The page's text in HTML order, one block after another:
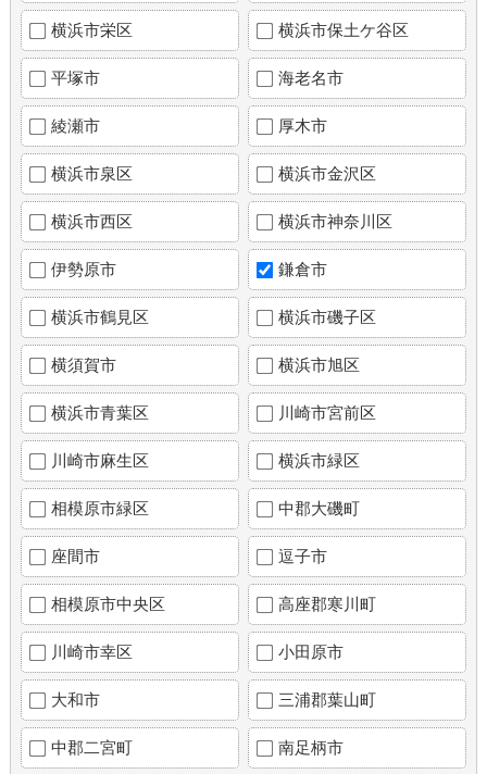
横浜市栄区 横浜市保土ケ谷区
平塚市 海老名市
綾瀬市 厚木市
横浜市泉区 横浜市金沢区
横浜市西区 横浜市神奈川区
伊勢原市 鎌倉市
横浜市鶴見区 横浜市磯子区
横須賀市 横浜市旭区
横浜市青葉区 川崎市宮前区
川崎市麻生区 横浜市緑区
相模原市緑区 中郡大磯町
座間市 逗子市
相模原市中央区 高座郡寒川町
川崎市幸区 小田原市
大和市 三浦郡葉山町
中郡二宮町 南足柄市